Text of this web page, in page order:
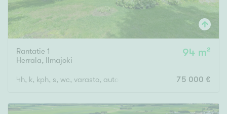
Rantatie 1
Herrala, Ilmajoki
94 m²
4h, k, kph, s, wc, varasto, autokatos 75 000 €